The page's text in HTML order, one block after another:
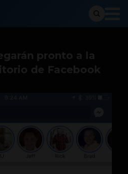
de 2017
pronto a la
de Facebook